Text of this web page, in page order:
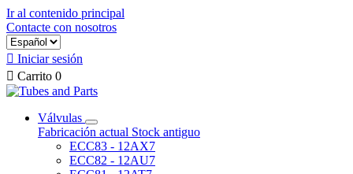
Ir al contenido principal
Contacte con nosotros
 Iniciar sesión
 Carrito 0
Válvulas
Fabricación actual Stock antiguo
ECC83 - 12AX7
ECC82 - 12AU7